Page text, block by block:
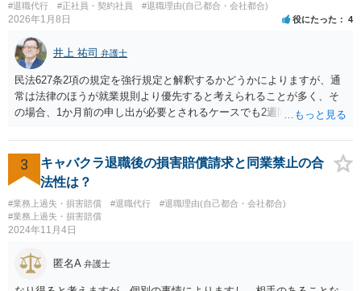
#退職代行 #正社員・契約社員 #退職理由(自己都合・会社都合)
2026年1月8日 役にたった 4
井上 祐司 弁護士
民法627条2項の規定を強行規定と解釈するかどうかによりますが、通
常は法律のほうが就業規則より優先すると考えられることが多く、そ
の場合、1か月前の申し出が必要とされるケースでも2週間前の退職予
申し出は世間のあらゆる業種で広く採用されたルールであり、それ自
体が不合理と判断されるようなものではないため、就業規則・退職金
規程において「正当な理由なく会社の承認を得ずに退職した場合や引
継ぎを行わずに退職した場合に退職金を減額ないし不支給とする」旨
の条項が設けられている場合、その制約を受けることは考えられま
す。
3
キャバクラ退職後の損害賠償請求と同業禁止の合
法性は？
#業務上過失・損害賠償 #退職代行
#退職理由(自己都合・会社都合)
#業務上過失・損害賠償
2024年11月4日
匿名A 弁護士